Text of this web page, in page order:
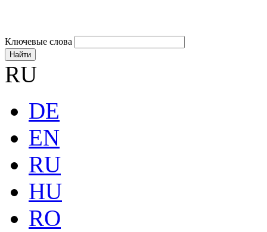
Ключевые слова
Найти
RU
DE
EN
RU
HU
RO